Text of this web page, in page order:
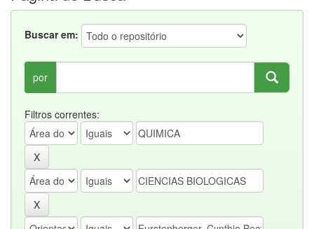
Buscar em:
por
Filtros correntes: